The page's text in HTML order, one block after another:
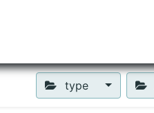
type